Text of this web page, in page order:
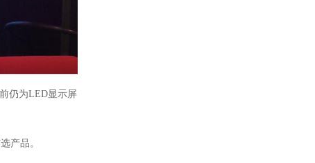
仍为LED显示屏
产品。